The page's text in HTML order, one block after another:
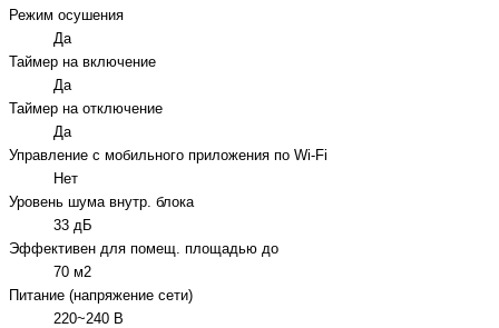
Режим осушения
Да
Таймер на включение
Да
Таймер на отключение
Да
Управление c мобильного приложения по Wi-Fi
Нет
Уровень шума внутр. блока
33 дБ
Эффективен для помещ. площадью до
70 м2
Питание (напряжение сети)
220~240 В